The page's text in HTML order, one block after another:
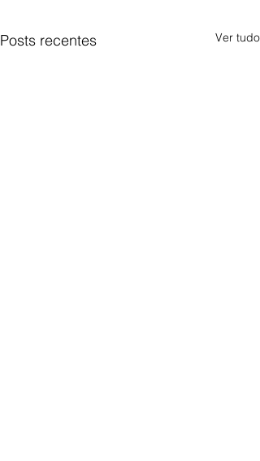
Posts recentes Ver tudo